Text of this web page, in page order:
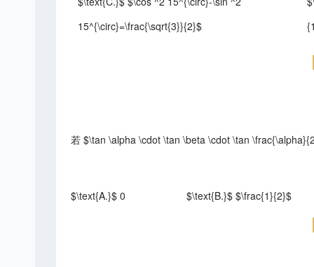
15^{\circ}=\frac{\sqrt{3}}{2}$
若 $\tan \alpha \cdot \tan \beta \cdot \tan
$\text{A.}$ 0 $\text{B.}$ $\frac{1}{2}$